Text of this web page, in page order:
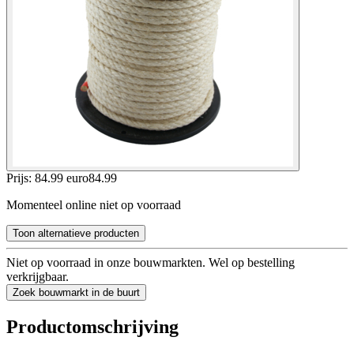
Prijs: 84.99 euro84.99
Momenteel online niet op voorraad
Toon alternatieve producten
Niet op voorraad in onze bouwmarkten. Wel op bestelling
verkrijgbaar.
Zoek bouwmarkt in de buurt
Productomschrijving